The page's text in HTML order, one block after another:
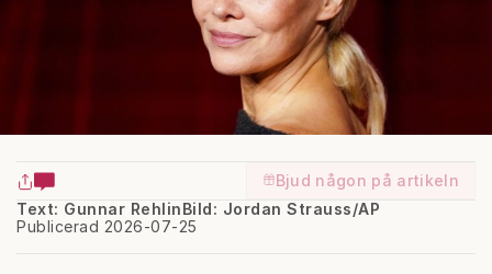
Bjud någon på artikeln
Text: Gunnar Rehlin
Publicerad 2026-07-25
Bild: Jordan Strauss/AP